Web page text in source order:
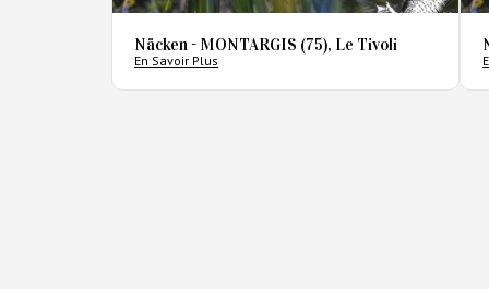
Näcken - MONTARGIS (75), Le Tivoli
En Savoir Plus